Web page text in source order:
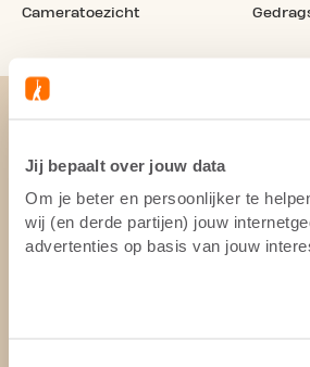
Jij bepaalt over jouw data
Om je beter en persoonlijker te
wij (en derde partijen) jouw
advertenties op basis van jouw
Cameratoezicht